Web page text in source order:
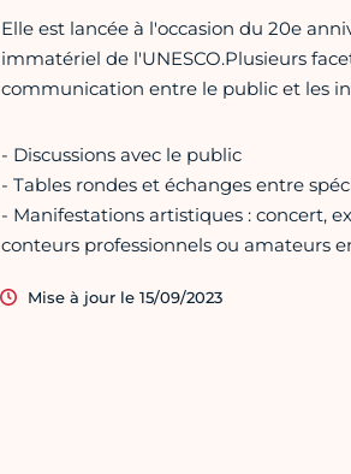
Elle est lancée à l'occasion du 20e
immatériel de l'UNESCO.Plusieurs
communication entre le public et les
- Discussions avec le public
- Tables rondes et échanges entre
- Manifestations artistiques : concert,
conteurs professionnels ou amateurs
Mise à jour le 15/09/2023